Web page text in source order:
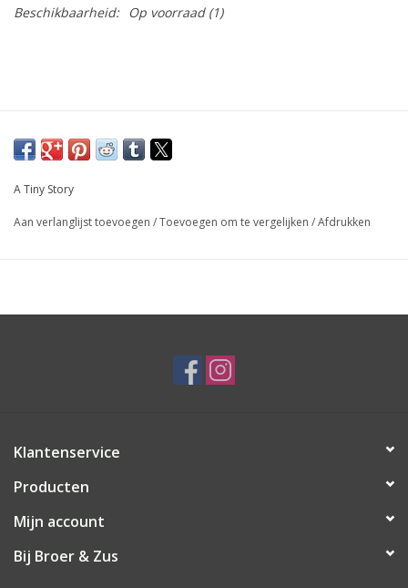
Beschikbaarheid:
Op voorraad(1)
A Tiny Story
Aan verlanglijst toevoegen /Toevoegen om te vergelijken /Afdrukken
Klantenservice
Producten
Mijn account
Bij Broer & Zus